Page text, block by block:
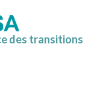
des transitions